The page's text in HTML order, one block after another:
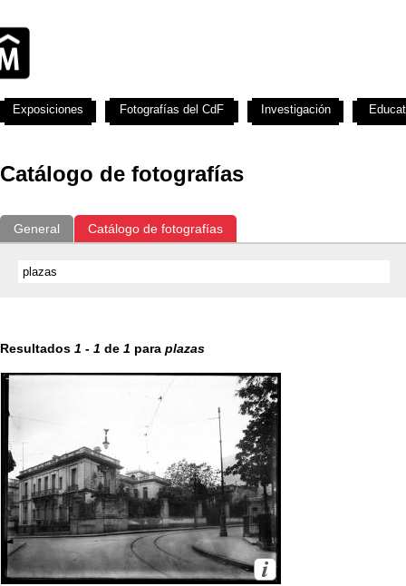
Catálogo de fotografías
General Catálogo de fotografías
Resultados 1 - 1 de 1 para plazas
Exposiciones Fotografías del CdF Investigación